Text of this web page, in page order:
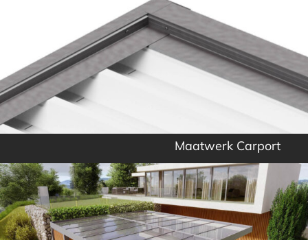
Maatwerk Carport